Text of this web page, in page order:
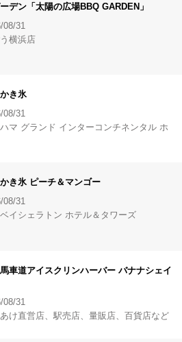
デン「太陽の広場BBQ GARDEN」
08/31
横浜店
き氷
08/31
マ グランド インターコンチネンタル ホ
き氷 ピーチ＆マンゴー
08/31
イシェラトン ホテル＆タワーズ
車道アイスクリンハーバー バナナシェイ
31
け直営店、駅売店、量販店、百貨店など